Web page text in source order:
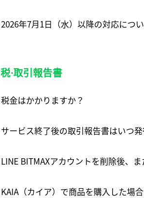
2026年7月1日（水）以降の対応につ
税⋅取引報告書
税金はかかりますか？
サービス終了後の取引報告書はいつ
LINE BITMAXアカウントを削除後、
KAIA（カイア）で商品を購入した場